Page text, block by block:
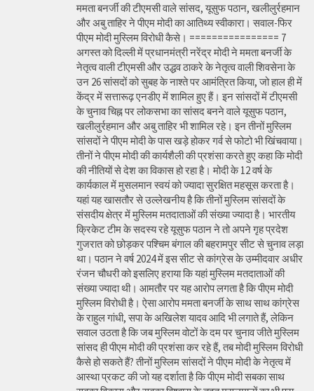
ममता बनर्जी की टीएमसी वाले सांसद, यूसुफ पठान, खलीलुर्रहमान
और अबु ताहिर ने पीएम मोदी का आतिथ्य स्वीकारा। सवाल-फिर
पीएम मोदी मुस्लिम विरोधी कैसे। ================ 7
अगस्त को दिल्ली में प्रधानमंत्री नरेंद्र मोदी ने ममता बनर्जी के
नेतृत्व वाली टीएमसी और उद्धव ठाकरे के नेतृत्व वाली शिवसेना के
उन 26 सांसदों को सुबह के नाश्ते पर आमंत्रित किया, जो हाल ही में
केंद्र में सत्तारूढ़ एनडीए में शामिल हुए हैं। इन सांसदों में टीएमसी
के चुनाव चिह्न पर लोकसभा का सांसद बनने वाले यूसुफ पठान,
खलीलुर्रहमान और अबु ताहिर भी शामिल रहे। इन तीनों मुस्लिम
सांसदों ने पीएम मोदी के पास खड़े होकर गर्व से फोटो भी खिंचवाया।
तीनों ने पीएम मोदी की कार्यशैली की प्रशंसा करते हुए कहा कि मोदी
की नीतियों से देश का विकास हो रहा है। मोदी के 12 वर्ष के
कार्यकाल में मुसलमान स्वयं को ज्यादा सुरक्षित महसूस करता है।
यहां यह खासतौर से उल्लेखनीय है कि तीनों मुस्लिम सांसदों के
संसदीय क्षेत्र में मुस्लिम मतदाताओं की संख्या ज्यादा है। भारतीय
क्रिकेट टीम के सदस्य रहे यूसुफ पठान ने तो अपने गृह प्रदेश
गुजरात को छोड़कर पश्चिम बंगाल की बहरामपुर सीट से चुनाव लड़ा
था। पठान ने वर्ष 2024 में इस सीट से कांग्रेस के उम्मीदवार अधीर
रंजन चौधरी को इसलिए हराया कि यहां मुस्लिम मतदाताओं की
संख्या ज्यादा थी। आमतौर पर यह आरोप लगता है कि पीएम मोदी
मुस्लिम विरोधी है। ऐसा आरोप ममता बनर्जी के साथ साथ कांग्रेस
के राहुल गांधी, सपा के अखिलेश यादव आदि भी लगाते हैं, लेकिन
सवाल उठता है कि जब मुस्लिम वोटों के दम पर चुनाव जीते मुस्लिम
सांसद ही पीएम मोदी की प्रशंसा कर रहे हैं, तब मोदी मुस्लिम विरोधी
कैसे हो सकते हैं? तीनों मुस्लिम सांसदों ने पीएम मोदी के नेतृत्व में
आस्था प्रकट की जो यह दर्शाता है कि पीएम मोदी सबका साथ